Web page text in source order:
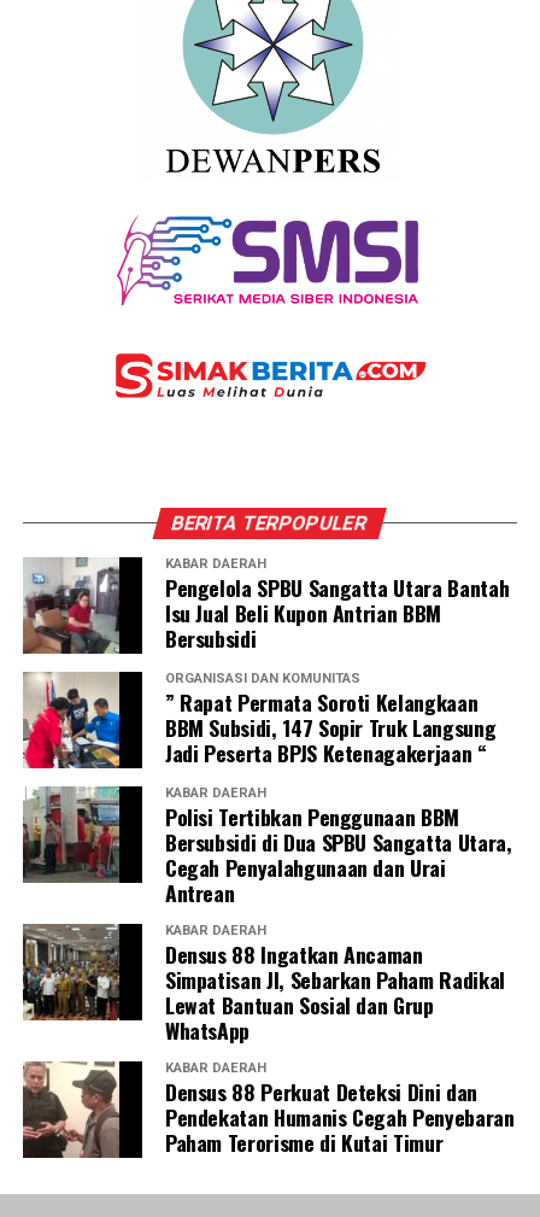
BERITA TERPOPULER
KABAR DAERAH
Pengelola SPBU Sangatta Utara Bantah
Isu Jual Beli Kupon Antrian BBM
Bersubsidi
ORGANISASI DAN KOMUNITAS
” Rapat Permata Soroti Kelangkaan
BBM Subsidi, 147 Sopir Truk Langsung
Jadi Peserta BPJS Ketenagakerjaan “
KABAR DAERAH
Polisi Tertibkan Penggunaan BBM
Bersubsidi di Dua SPBU Sangatta Utara,
Cegah Penyalahgunaan dan Urai
Antrean
KABAR DAERAH
Densus 88 Ingatkan Ancaman
Simpatisan JI, Sebarkan Paham Radikal
Lewat Bantuan Sosial dan Grup
WhatsApp
KABAR DAERAH
Densus 88 Perkuat Deteksi Dini dan
Pendekatan Humanis Cegah Penyebaran
Paham Terorisme di Kutai Timur